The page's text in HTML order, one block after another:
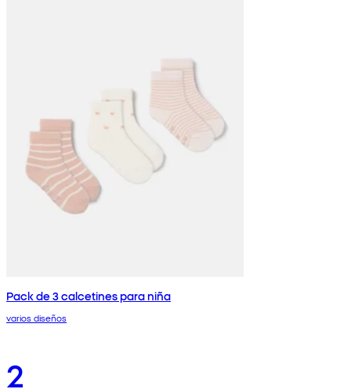
Pack de 3 calcetines para niña
varios diseños
2